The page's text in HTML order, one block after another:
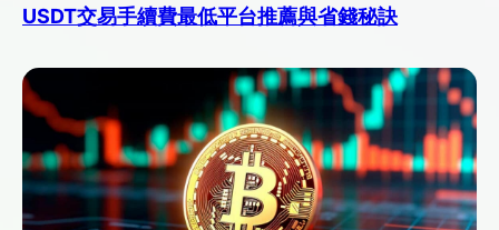
USDT交易手續費最低平台推薦與省錢秘訣